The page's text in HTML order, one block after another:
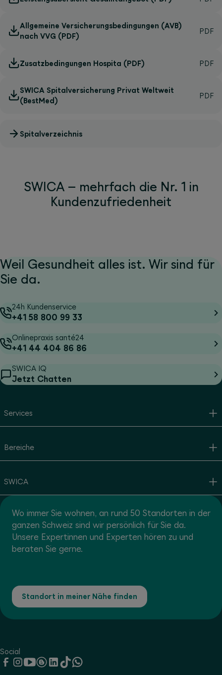
Allgemeine Versicherungsbedingungen (AVB)
nach VVG (PDF)
Zusatzbedingungen Hospita (PDF)
SWICA Spitalversicherung Privat Weltweit
(BestMed)
Spitalverzeichnis
SWICA – mehrfach die Nr. 1 in
Kundenzufriedenheit
Weil Gesundheit alles ist. Wir sind für
Sie da.
24h Kundenservice
+41 58 800 99 33
Onlinepraxis santé24
+41 44 404 86 86
SWICA IQ
Jetzt Chatten
Services
Bereiche
SWICA
Wo immer Sie wohnen, an rund 50 Standorten in der
ganzen Schweiz sind wir persönlich für Sie da.
Unsere Expertinnen und Experten hören zu und
beraten Sie gerne.
Standort in meiner Nähe finden
Social